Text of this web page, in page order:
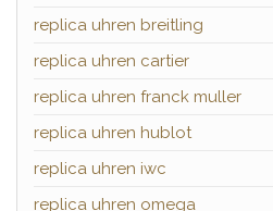
replica uhren breitling
replica uhren cartier
replica uhren franck muller
replica uhren hublot
replica uhren iwc
replica uhren omega